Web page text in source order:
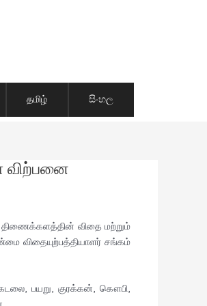
தமிழ் සිංහල
விற்பனை
திணைக்களத்தின் விதை மற்றும்
விதையுற்பத்தியாளர் சங்கம்
பயறு, குரக்கன், கௌபி,